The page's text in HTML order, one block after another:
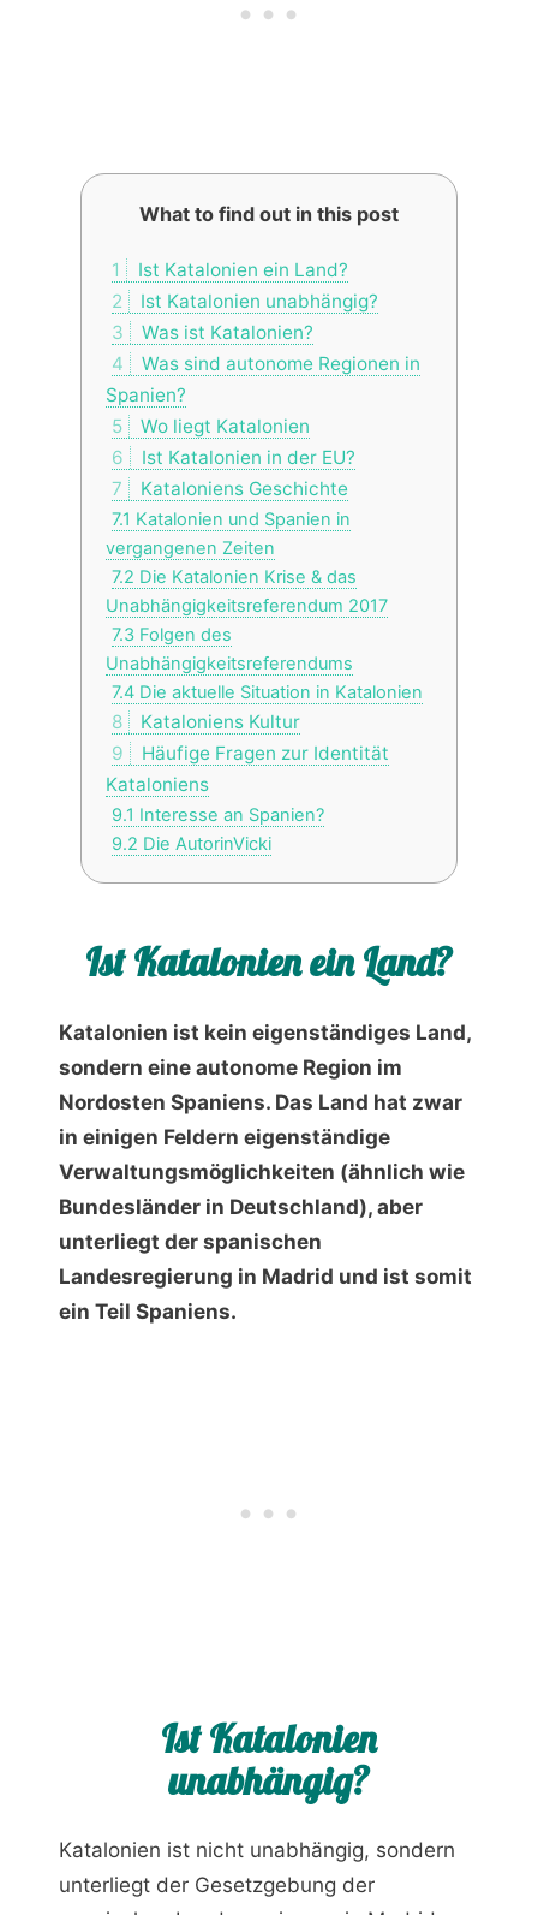
What to find out in this post
1
Ist Katalonien ein Land?
2
Ist Katalonien unabhängig?
3
Was ist Katalonien?
4
Was sind autonome Regionen in
Spanien?
5
Wo liegt Katalonien
6
Ist Katalonien in der EU?
7
Kataloniens Geschichte
7.1 Katalonien und Spanien in
vergangenen Zeiten
7.2 Die Katalonien Krise & das
Unabhängigkeitsreferendum 2017
7.3 Folgen des
Unabhängigkeitsreferendums
7.4 Die aktuelle Situation in Katalonien
8
Kataloniens Kultur
9
Häufige Fragen zur Identität
Kataloniens
9.1 Interesse an Spanien?
9.2 Die AutorinVicki
Ist Katalonien ein Land?
Katalonien ist kein eigenständiges Land,
sondern eine autonome Region im
Nordosten Spaniens. Das Land hat zwar
in einigen Feldern eigenständige
Verwaltungsmöglichkeiten (ähnlich wie
Bundesländer in Deutschland), aber
unterliegt der spanischen
Landesregierung in Madrid und ist somit
ein Teil Spaniens.
Ist Katalonien
unabhängig?
Katalonien ist nicht unabhängig, sondern
unterliegt der Gesetzgebung der